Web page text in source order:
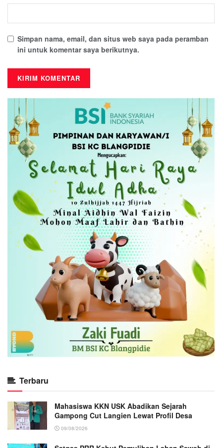
Simpan nama, email, dan situs web saya pada peramban
ini untuk komentar saya berikutnya.
Terbaru
Mahasiswa KKN USK Abadikan Sejarah
Gampong Cut Langien Lewat Profil Desa
09/08/2026